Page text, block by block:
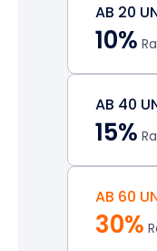
AB 20
10%
AB 40
15%
AB 60
30%